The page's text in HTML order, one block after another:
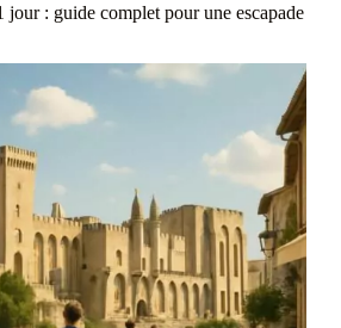
: guide complet pour une escapade